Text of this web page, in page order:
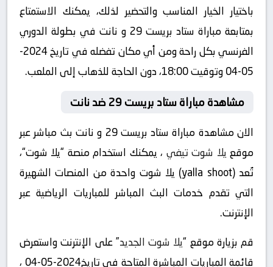
باختيار الخيار المناسب والتحضير لذلك، يمكنك الاستمتاع
بمتابعة مباراة ستاد بريست 29 و نانت في بطولة الدوري
الفرنسي بكل راحة ومن أي مكان تفضله في تاريخ 2024-
05-04 وتوقيت 18:00، دون الحاجة للذهاب إلى الملعب.
مشاهدة مباراة ستاد بريست 29 ضد نانت
الان مشاهدة مباراة ستاد بريست 29 و نانت بث مباشر عبر
موقع يلا شوت تيفي ، يمكنك استخدام منصة “يلا شوت“،
تُعد (yalla shoot) يلا شوت واحدة من المنصات الشهيرة
التي تقدم خدمات البث المباشر للمباريات الرياضية عبر
الإنترنت.
قم بزيارة موقع “يلا شوت الجديد” على الإنترنت واستعرض
قائمة المباريات المباشرة المتاحة في تاريخ2024-05-04 ،